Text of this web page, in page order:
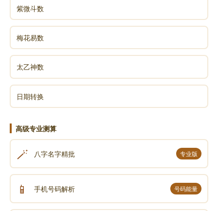
紫微斗数
梅花易数
太乙神数
日期转换
高级专业测算
🪄 八字名字精批 专业版
📱 手机号码解析 号码能量